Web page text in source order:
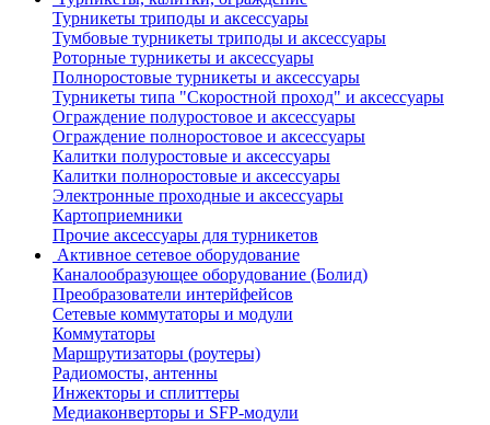
Турникеты триподы и аксессуары
Тумбовые турникеты триподы и аксессуары
Роторные турникеты и аксессуары
Полноростовые турникеты и аксессуары
Турникеты типа "Скоростной проход" и аксессуары
Ограждение полуростовое и аксессуары
Ограждение полноростовое и аксессуары
Калитки полуростовые и аксессуары
Калитки полноростовые и аксессуары
Электронные проходные и аксессуары
Картоприемники
Прочие аксессуары для турникетов
Активное сетевое оборудование
Каналообразующее оборудование (Болид)
Преобразователи интерйфейсов
Сетевые коммутаторы и модули
Коммутаторы
Маршрутизаторы (роутеры)
Радиомосты, антенны
Инжекторы и сплиттеры
Медиаконверторы и SFP-модули